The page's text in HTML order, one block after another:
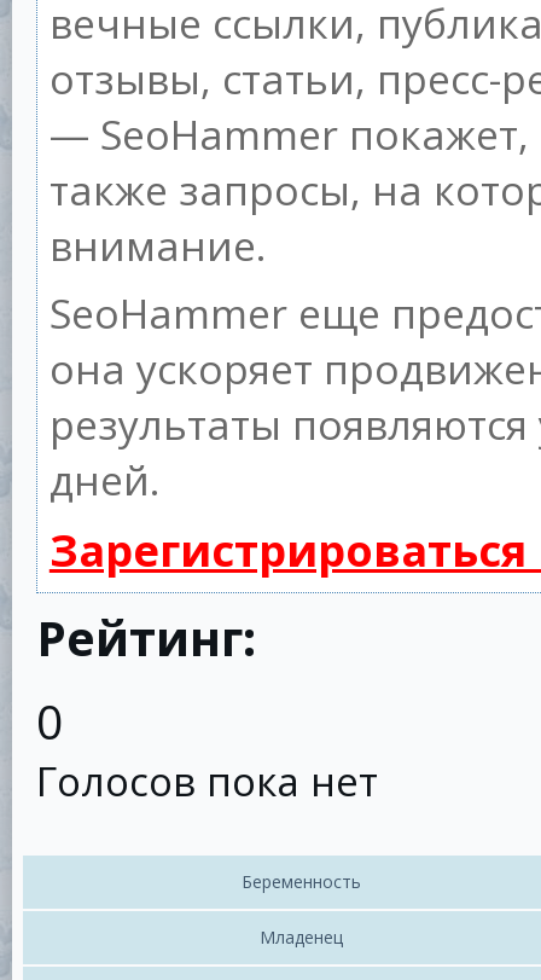
вечные ссылки,
отзывы, статьи, пресс-
— SeoHammer
также запросы, на
внимание.
SeoHammer еще
она ускоряет
результаты
дней.
Рейтинг:
0
Голосов пока нет
Беременность
Младенец